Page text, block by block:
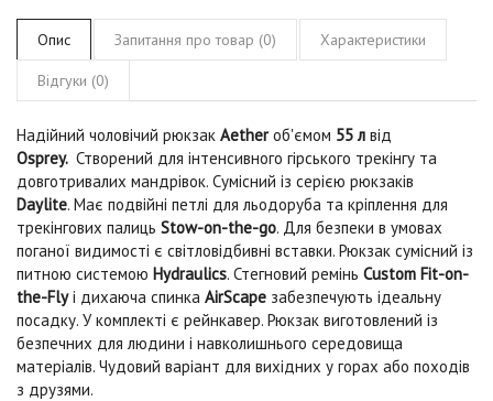
Опис Запитання про товар (0) Характеристики
Відгуки (0)
Надійний чоловічий рюкзак Aetherоб'ємом 55 л від
Osprey. Створений для інтенсивного гірського трекінгу та
довготривалих мандрівок. Сумісний із серією рюкзаків
Daylite. Має подвійні петлі для льодоруба та кріплення для
трекінгових палиць Stow-on-the-go. Для безпеки в умовах
поганої видимості є світловідбивні вставки. Рюкзак сумісний із
питною системою Hydraulics. Стегновий ремінь Custom Fit-on-
the-Flyі дихаюча спинка AirScape забезпечують ідеальну
посадку. У комплекті є рейнкавер. Рюкзак виготовлений із
безпечних для людини і навколишнього середовища
матеріалів. Чудовий варіант для вихідних у горах або походів
з друзями.